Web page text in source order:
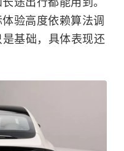
验高度依赖算法调
基础，具体表现还